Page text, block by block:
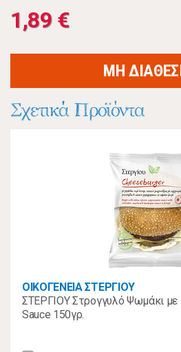
1,89 €
ΜΗ
Σχετικά Προϊόντα
ΟΙΚΟΓΕΝΕΙΑ ΣΤΕΡΓΙΟΥ
ΣΤΕΡΓΙΟΥ Στρογγυλό Ψωμάκι με
Sauce 150γρ.